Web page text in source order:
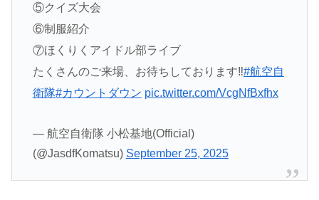
⑤クイズ大会
⑥制服紹介
⑦ほくりくアイドル部ライブ
たくさんのご来場、お待ちしております‼️#航空自
衛隊#カウントダウン pic.twitter.com/VcgNfBxfhx
— 航空自衛隊 小松基地(Official)
(@JasdfKomatsu) September 25, 2025